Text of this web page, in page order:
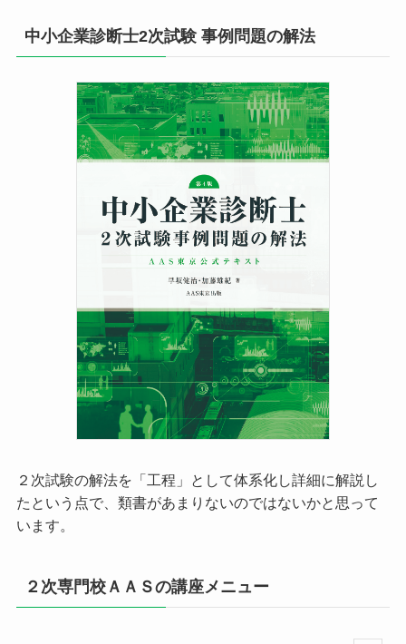
中小企業診断士2次試験 事例問題の解法
２次試験の解法を「工程」として体系化し詳細に解説し
たという点で、類書があまりないのではないかと思って
います。
２次専門校ＡＡＳの講座メニュー